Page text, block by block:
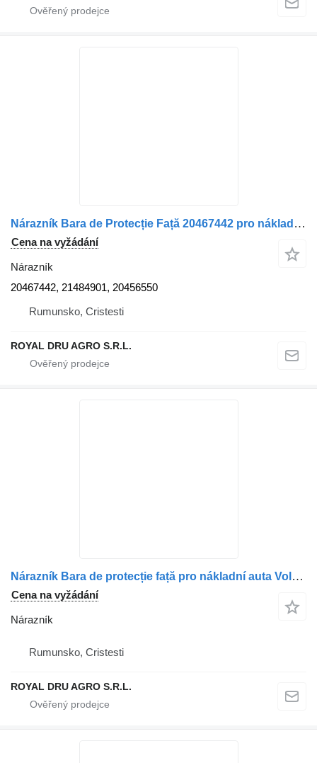
Nárazník Bara de Protecție Față 20467442 pro nákladní auta Volvo – Coduri
Cena na vyžádání
Nárazník
20467442, 21484901, 20456550
Rumunsko, Cristesti
ROYAL DRU AGRO S.R.L.
Nárazník Bara de protecție față pro nákladní auta Volvo 20713560-11
Cena na vyžádání
Nárazník
Rumunsko, Cristesti
ROYAL DRU AGRO S.R.L.